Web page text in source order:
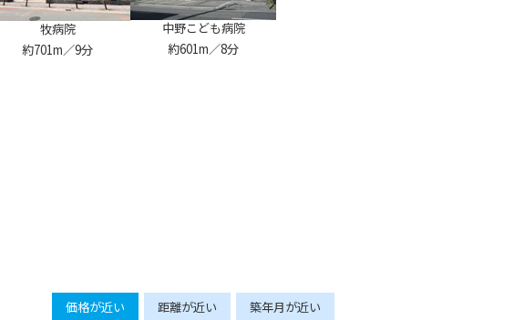
牧病院
約701m／9分
中野こども病院
約601m／8分
価格が近い 距離が近い 築年月が近い